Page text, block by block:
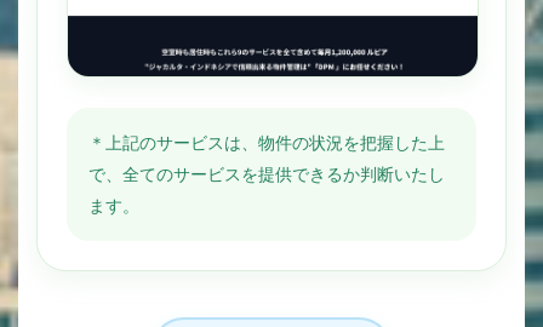
＊上記のサービスは、物件の状況を把握した上
で、全てのサービスを提供できるか判断いたし
ます。